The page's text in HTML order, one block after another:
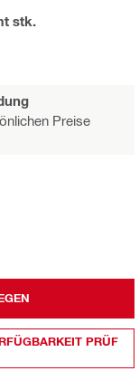
stk.
Preise
PRÜF